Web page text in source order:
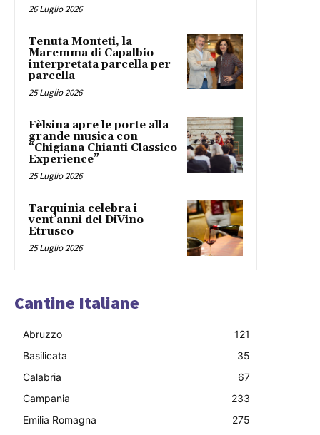
26 Luglio 2026
Tenuta Monteti, la
Maremma di Capalbio
interpretata parcella per
parcella
25 Luglio 2026
Fèlsina apre le porte alla
grande musica con
“Chigiana Chianti Classico
Experience”
25 Luglio 2026
Tarquinia celebra i
vent’anni del DiVino
Etrusco
25 Luglio 2026
Cantine Italiane
Abruzzo
121
Basilicata
35
Calabria
67
Campania
233
Emilia Romagna
275